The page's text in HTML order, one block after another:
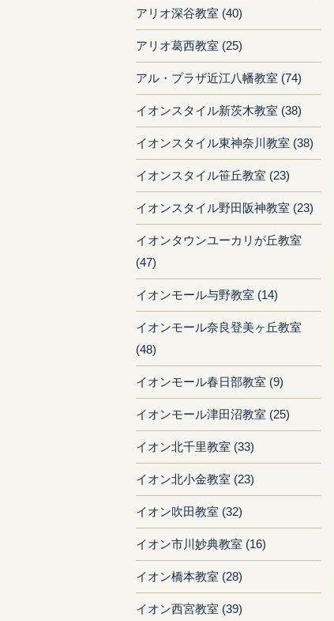
アリオ深谷教室 (40)
アリオ葛西教室 (25)
アル・プラザ近江八幡教室 (74)
イオンスタイル新茨木教室 (38)
イオンスタイル東神奈川教室 (38)
イオンスタイル笹丘教室 (23)
イオンスタイル野田阪神教室 (23)
イオンタウンユーカリが丘教室
(47)
イオンモール与野教室 (14)
イオンモール奈良登美ヶ丘教室
(48)
イオンモール春日部教室 (9)
イオンモール津田沼教室 (25)
イオン北千里教室 (33)
イオン北小金教室 (23)
イオン吹田教室 (32)
イオン市川妙典教室 (16)
イオン橋本教室 (28)
イオン西宮教室 (39)